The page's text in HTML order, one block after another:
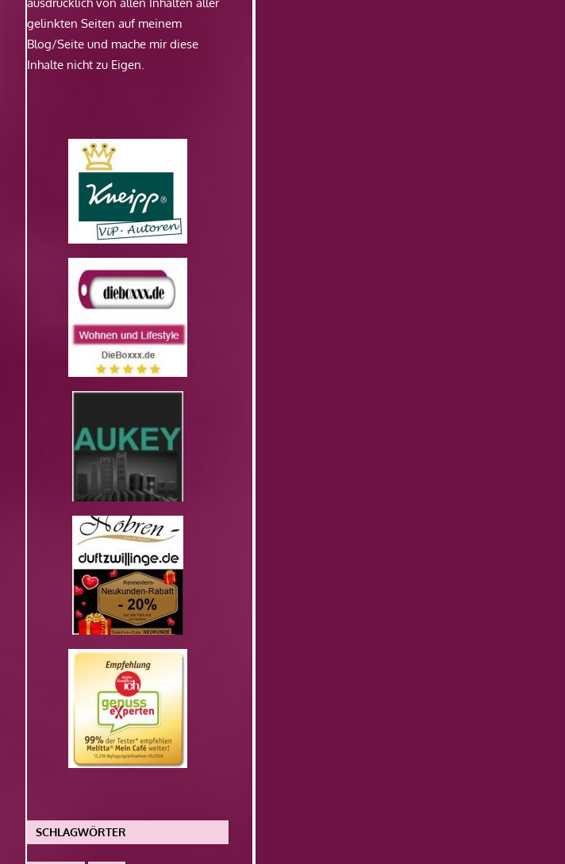
gelinkten Seiten auf meinem
Blog/Seite und mache mir diese
Inhalte nicht zu Eigen.
SCHLAGWÖRTER